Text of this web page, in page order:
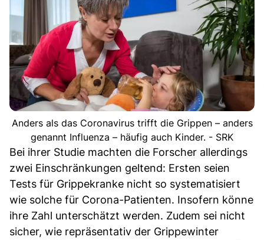
Anders als das Coronavirus trifft die Grippen – anders
genannt Influenza – häufig auch Kinder. - SRK
Bei ihrer Studie machten die Forscher allerdings
zwei Einschränkungen geltend: Ersten seien
Tests für Grippekranke nicht so systematisiert
wie solche für Corona-Patienten. Insofern könne
ihre Zahl unterschätzt werden. Zudem sei nicht
sicher, wie repräsentativ der Grippewinter